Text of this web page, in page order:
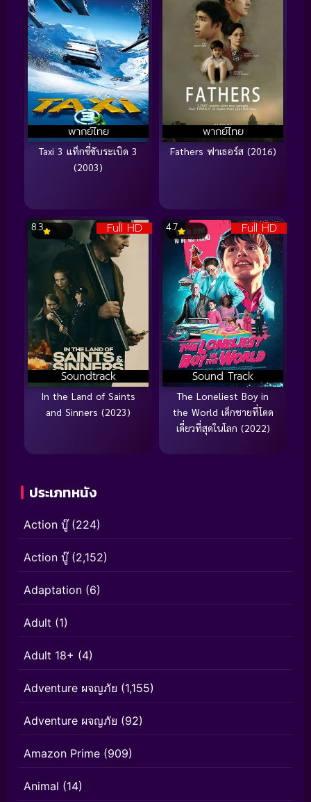
พากย์ไทย
Taxi 3 แท็กซี่ขับระเบิด 3
(2003)
พากย์ไทย
Fathers ฟาเธอร์ส (2016)
Full HD
Soundtrack
8.3
In the Land of Saints
and Sinners (2023)
Full HD
Sound Track
4.7
The Loneliest Boy in
the World เด็กชายที่โดด
เดี่ยวที่สุดในโลก (2022)
ประเภทหนัง
Action บู๊(224)
Action บู๊(2,152)
Adaptation (6)
Adult (1)
Adult 18+ (4)
Adventure ผจญภัย (1,155)
Adventure ผจญภัย (92)
Amazon Prime (909)
Animal (14)